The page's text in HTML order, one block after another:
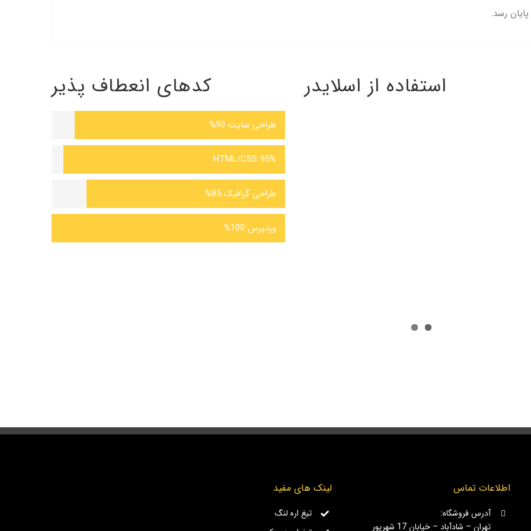
پایان رسد.
استفاده از اسلایدر کدهای انعطاف پذیر
طراحی سایت 90%
HTML/CSS 95%
طراحی گرافیک 85%
وردپرس 100%
اطلاعات تماس
آدرس فروشگاه:
تهران – شادآباد – خیابان 17 شهریور
لینک های مفید
تیغ اره لنگ